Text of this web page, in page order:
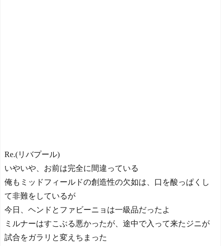
Re.(リバプール)
いやいや、お前は完全に間違っている
俺もミッドフィールドの創造性の欠如は、口を酸っぱくし
て非難をしているが
今日、ヘンドとファビーニョは一級品だったよ
ミルナーはすこぶる悪かったが、途中で入って来たジニが
試合をガラリと変えちまった